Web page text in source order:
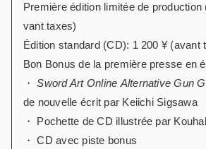
Première édition limitée de production
vant taxes)
Édition standard (CD): 1 200 ¥ (avant
Bon Bonus de la première presse en
・Sword Art Online Alternative Gun
de nouvelle écrit par Keiichi Sigsawa
・ Pochette de CD illustrée par
・ CD avec piste bonus